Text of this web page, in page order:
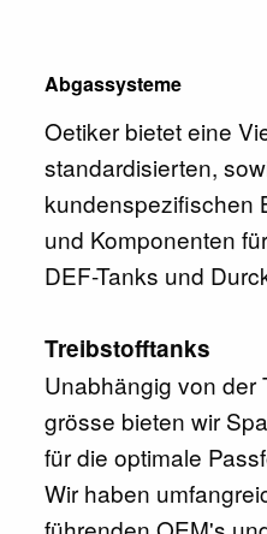
Abgassysteme
Oetiker bietet eine
standardisierten,
kundenspezifischen
und Komponenten
DEF-Tanks und
Treibstofftanks
Unabhängig von der
grösse bieten wir
für die optimale
Wir haben